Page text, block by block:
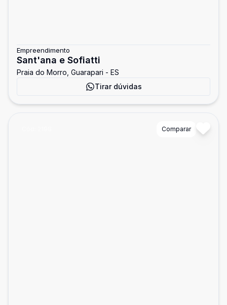
Empreendimento
Sant'ana e Sofiatti
Praia do Morro, Guarapari - ES
Tirar dúvidas
Comparar